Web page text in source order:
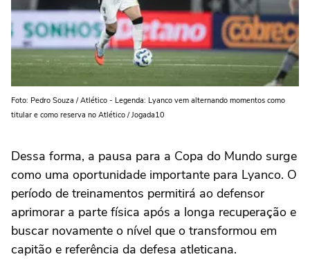
Foto: Pedro Souza / Atlético - Legenda: Lyanco vem alternando momentos como
titular e como reserva no Atlético / Jogada10
Dessa forma, a pausa para a Copa do Mundo surge
como uma oportunidade importante para Lyanco. O
período de treinamentos permitirá ao defensor
aprimorar a parte física após a longa recuperação e
buscar novamente o nível que o transformou em
capitão e referência da defesa atleticana.